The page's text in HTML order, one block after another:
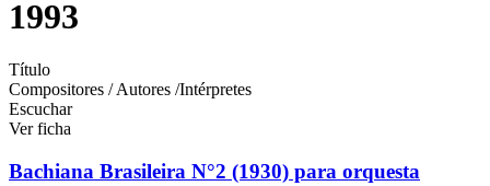
1993
Título
Compositores / Autores /Intérpretes
Escuchar
Ver ficha
Bachiana Brasileira N°2 (1930) para orquesta